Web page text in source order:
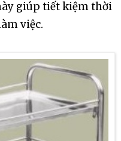
giúp tiết kiệm thời
việc.